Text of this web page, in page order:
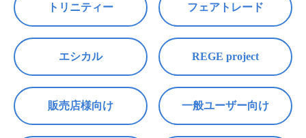
トリニティー フェアトレード
エシカル REGE project
販売店様向け 一般ユーザー向け